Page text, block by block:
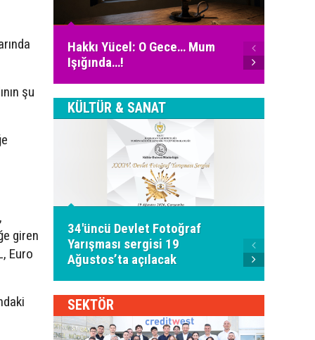
şu
giren
Euro
Hakkı Yücel: O Gece… Mum
Işığında…!
KÜLTÜR & SANAT
34'üncü Devlet Fotoğraf
Yarışması sergisi 19
Ağustos’ta açılacak
SEKTÖR